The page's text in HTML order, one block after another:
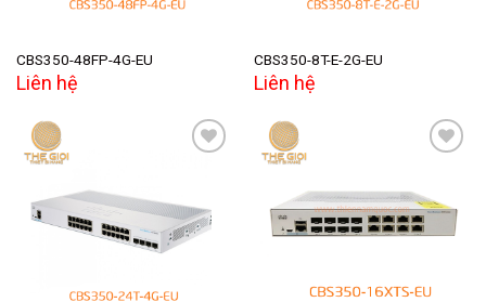
CBS350-48FP-4G-EU
Liên hệ
CBS350-8T-E-2G-EU
Liên hệ
Add to
wishlist
Add to
wishlist